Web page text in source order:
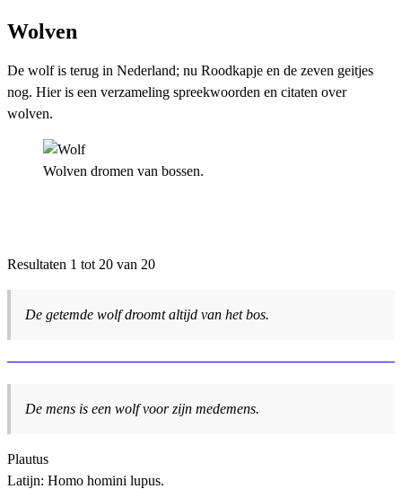
Wolven
De wolf is terug in Nederland; nu Roodkapje en de zeven geitjes
nog. Hier is een verzameling spreekwoorden en citaten over
wolven.
Wolven dromen van bossen.
Resultaten 1 tot 20 van 20
De getemde wolf droomt altijd van het bos.
De mens is een wolf voor zijn medemens.
Plautus
Latijn: Homo homini lupus.